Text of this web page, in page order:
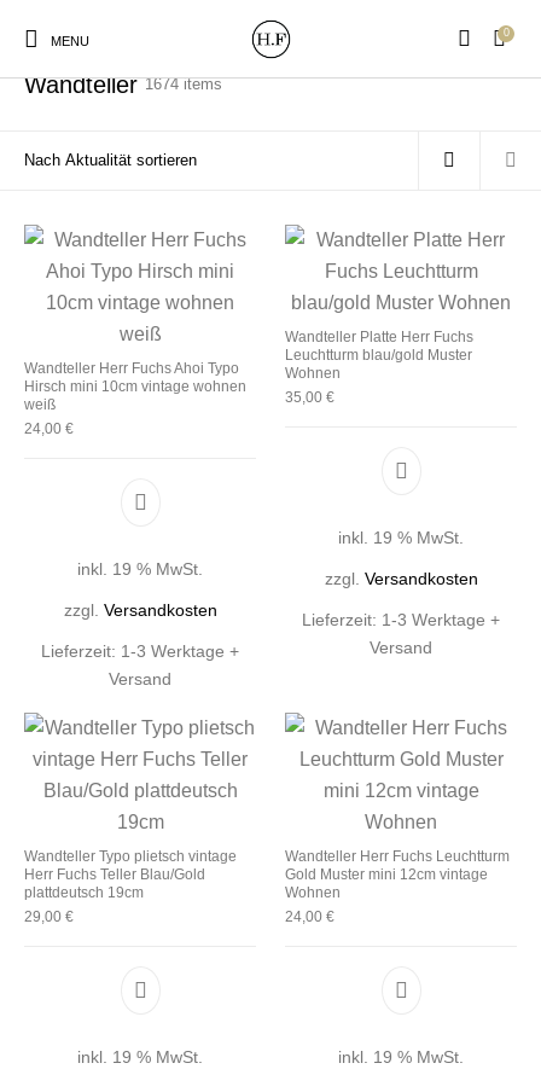
MENU
0
New Products On Sale! Wandteller Geschirrtücher
Magneten
Patches
Print:
Start / Wandteller
Wandteller1674 items
Wandteller Herr Fuchs Ahoi Typo
Hirsch mini 10cm vintage wohnen
weiß
24,00 €
inkl. 19 % MwSt.
zzgl. Versandkosten
Lieferzeit: 1-3 Werktage +
Versand
Wandteller Platte Herr Fuchs
Leuchtturm blau/gold Muster
Wohnen
35,00 €
inkl. 19 % MwSt.
zzgl. Versandkosten
Lieferzeit: 1-3 Werktage +
Versand
Wandteller Typo plietsch vintage
Herr Fuchs Teller Blau/Gold
plattdeutsch 19cm
29,00 €
inkl. 19 % MwSt.
Wandteller Herr Fuchs Leuchtturm
Gold Muster mini 12cm vintage
Wohnen
24,00 €
inkl. 19 % MwSt.